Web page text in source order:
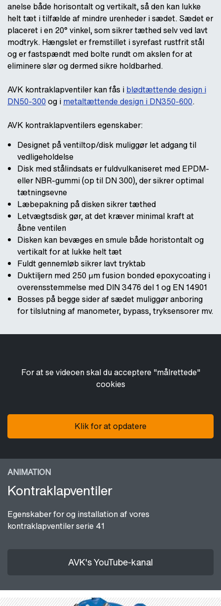
anelse både horisontalt og vertikalt, så den kan lukke
helt tæt i tilfælde af mindre urenheder i sædet. Sædet er
placeret i en 20° vinkel, som sikrer tæthed selv ved lavt
modtryk. Hængslet er fremstillet i syrefast rustfrit stål
og er fastspændt med bolte rundt om akslen for at
eliminere slør og dermed sikre holdbarhed.
AVK kontraklapventiler kan fås i blødtættende design i
DN50-300 og i metaltættende design i DN350-600.
AVK kontraklapventilers egenskaber:
Designet på ventiltop/disk muliggør let adgang til
vedligeholdelse
Disk med stålindsats er fuldvulkaniseret med EPDM-
eller NBR-gummi (op til DN 300), der sikrer optimal
tætningsevne
Læbepakning på disken sikrer tæthed
Letvægtsdisk gør, at det kræver minimal kraft at
åbne ventilen
Disken kan bevæges en smule både horistontalt og
vertikalt for at lukke helt tæt
Fuldt gennemløb sikrer lavt tryktab
Duktiljern med 250 μm fusion bonded epoxycoating i
overensstemmelse med DIN 3476 del 1 og EN 14901
Bosses på begge sider af sædet muliggør anboring
for tilslutning af manometer, bypass, tryksensorer mv.
For at se videoen skal du acceptere "målrettede"
cookies
Klik for at opdatere
ANIMATION
Kontraklapventiler
Egenskaber for og installation af vores
kontraklapventiler serie 41
AVK's YouTube-kanal